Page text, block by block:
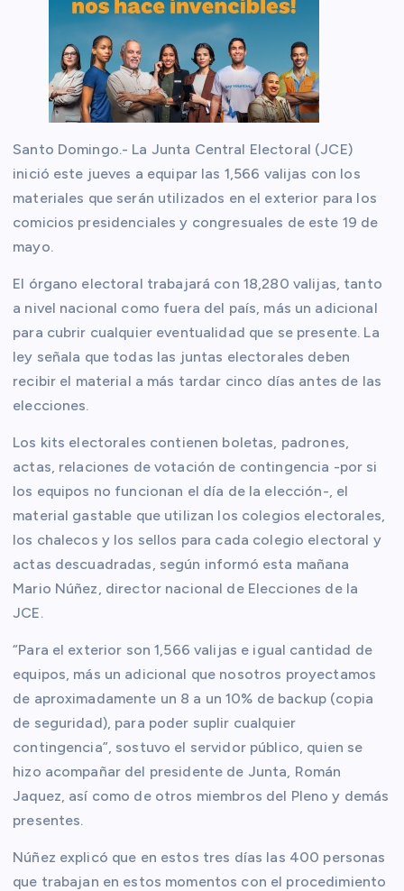
Santo Domingo.- La Junta Central Electoral (JCE)
inició este jueves a equipar las 1,566 valijas con los
materiales que serán utilizados en el exterior para los
comicios presidenciales y congresuales de este 19 de
mayo.
El órgano electoral trabajará con 18,280 valijas, tanto
a nivel nacional como fuera del país, más un adicional
para cubrir cualquier eventualidad que se presente. La
ley señala que todas las juntas electorales deben
recibir el material a más tardar cinco días antes de las
elecciones.
Los kits electorales contienen boletas, padrones,
actas, relaciones de votación de contingencia -por si
los equipos no funcionan el día de la elección-, el
material gastable que utilizan los colegios electorales,
los chalecos y los sellos para cada colegio electoral y
actas descuadradas, según informó esta mañana
Mario Núñez, director nacional de Elecciones de la
JCE.
“Para el exterior son 1,566 valijas e igual cantidad de
equipos, más un adicional que nosotros proyectamos
de aproximadamente un 8 a un 10% de backup (copia
de seguridad), para poder suplir cualquier
contingencia”, sostuvo el servidor público, quien se
hizo acompañar del presidente de Junta, Román
Jaquez, así como de otros miembros del Pleno y demás
presentes.
Núñez explicó que en estos tres días las 400 personas
que trabajan en estos momentos con el procedimiento